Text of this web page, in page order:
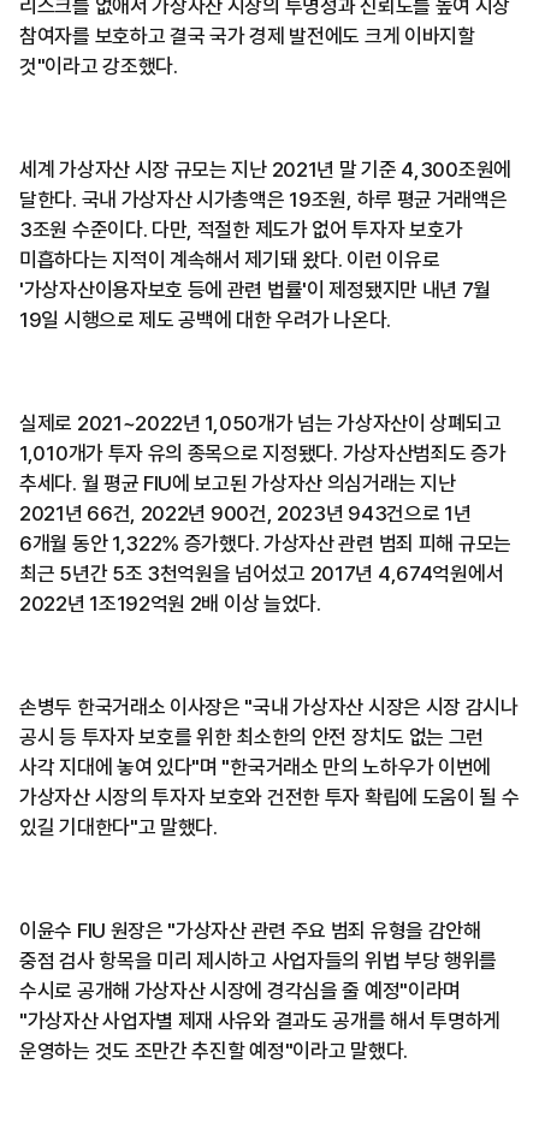
리스크를 없애서 가상자산 시장의 투명성과 신뢰도를 높여 시장
참여자를 보호하고 결국 국가 경제 발전에도 크게 이바지할
것"이라고 강조했다.
세계 가상자산 시장 규모는 지난 2021년 말 기준 4,300조원에
달한다. 국내 가상자산 시가총액은 19조원, 하루 평균 거래액은
3조원 수준이다. 다만, 적절한 제도가 없어 투자자 보호가
미흡하다는 지적이 계속해서 제기돼 왔다. 이런 이유로
'가상자산이용자보호 등에 관련 법률'이 제정됐지만 내년 7월
19일 시행으로 제도 공백에 대한 우려가 나온다.
실제로 2021~2022년 1,050개가 넘는 가상자산이 상폐되고
1,010개가 투자 유의 종목으로 지정됐다. 가상자산범죄도 증가
추세다. 월 평균 FIU에 보고된 가상자산 의심거래는 지난
2021년 66건, 2022년 900건, 2023년 943건으로 1년
6개월 동안 1,322% 증가했다. 가상자산 관련 범죄 피해 규모는
최근 5년간 5조 3천억원을 넘어섰고 2017년 4,674억원에서
2022년 1조192억원 2배 이상 늘었다.
손병두 한국거래소 이사장은 "국내 가상자산 시장은 시장 감시나
공시 등 투자자 보호를 위한 최소한의 안전 장치도 없는 그런
사각 지대에 놓여 있다"며 "한국거래소 만의 노하우가 이번에
가상자산 시장의 투자자 보호와 건전한 투자 확립에 도움이 될 수
있길 기대한다"고 말했다.
이윤수 FIU 원장은 "가상자산 관련 주요 범죄 유형을 감안해
중점 검사 항목을 미리 제시하고 사업자들의 위법 부당 행위를
수시로 공개해 가상자산 시장에 경각심을 줄 예정"이라며
"가상자산 사업자별 제재 사유와 결과도 공개를 해서 투명하게
운영하는 것도 조만간 추진할 예정"이라고 말했다.